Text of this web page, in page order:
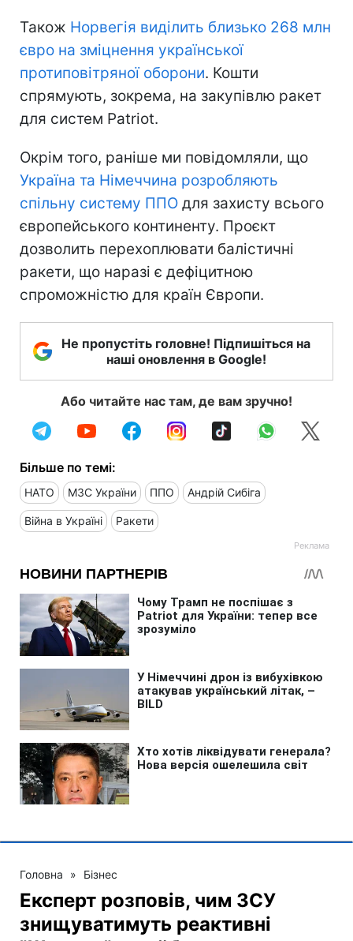
Також Норвегія виділить близько 268 млн
євро на зміцнення української
протиповітряної оборони. Кошти
спрямують, зокрема, на закупівлю ракет
для систем Patriot.
Окрім того, раніше ми повідомляли, що
Україна та Німеччина розробляють
спільну систему ППО для захисту всього
європейського континенту. Проєкт
дозволить перехоплювати балістичні
ракети, що наразі є дефіцитною
спроможністю для країн Європи.
Не пропустіть головне! Підпишіться на
наші оновлення в Google!
Або читайте нас там, де вам зручно!
Більше по темі:
НАТО МЗС України ППО Андрій Сибіга
Війна в Україні Ракети
Головна » Бізнес
Експерт розповів, чим ЗСУ
знищуватимуть реактивні